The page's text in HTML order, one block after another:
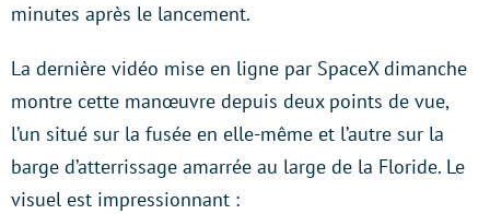
minutes après le lancement.
La dernière vidéo mise en ligne par SpaceX dimanche
montre cette manœuvre depuis deux points de vue,
l’un situé sur la fusée en elle-même et l’autre sur la
barge d’atterrissage amarrée au large de la Floride. Le
visuel est impressionnant :